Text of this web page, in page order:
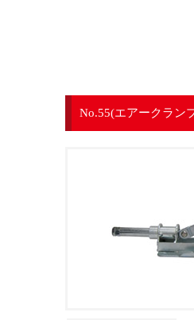
No.55(エアークラン